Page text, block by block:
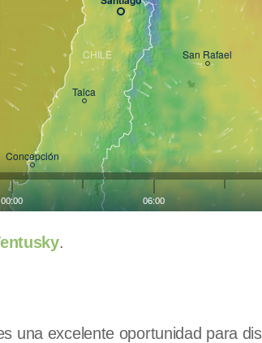
.
una excelente oportunidad para